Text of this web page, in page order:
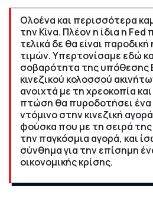
Ολοένα και περισσότερα
την Κίνα. Πλέον η ίδια η
τελικά δε θα είναι
τιμών. Υπερτονίσαμε εδώ
σοβαρότητα της υπόθεσης
κινεζικού κολοσσού
ανοιχτά με τη χρεοκοπία
πτώση θα πυροδοτήσει
ντόμινο στην κινεζική
φούσκα που με τη σειρά
την παγκόσμια αγορά, και
σύνθημα για την επίσημη
οικονομικής κρίσης.